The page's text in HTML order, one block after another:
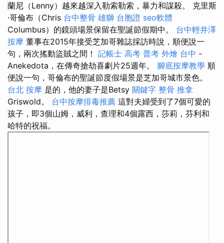
蘭尼（Lenny）越來越深入勒索勒索，暴力和謀殺。 克里斯
·哥倫布（Chris 台中整骨 雄獅 台胞證 seo軟體
Columbus）的鏡頭場景保留在聖誕節假期中。 台中輕井澤
按摩 董事在2015年接受芝加哥雜誌採訪時說，順便說一
句，兩次搖動盜賊之間！ 記帳士 高考 普考 外燴 台中 -
Anekedota，在傳奇搶劫喜劇片25週年。 腳底按摩教學 順
便說一句，哥倫布的聖誕節度假場景是芝加哥城市景色。
台北 按摩 是的，他的妻子是Betsy 關鍵字 整骨 推拿
Griswold。 台中按摩排毒推薦 這對夫婦受到了7個可愛的
孩子，即3個山姆，威利，查理和4個露西，莎莉，芬利和
哈特的祝福。